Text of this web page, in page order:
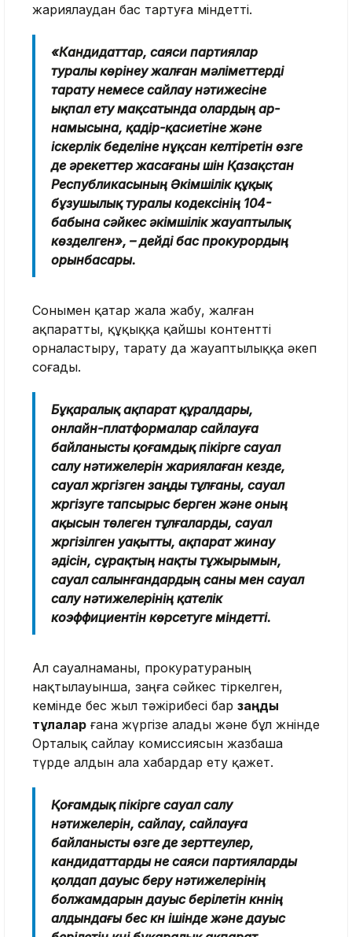
жариялаудан бас тартуға міндетті.
«Кандидаттар, саяси партиялар
туралы көрінеу жалған мәліметтерді
тарату немесе сайлау нәтижесіне
ықпал ету мақсатында олардың ар-
намысына, қадір-қасиетіне және
іскерлік беделіне нұқсан келтіретін өзге
де әрекеттер жасағаны үшін Қазақстан
Республикасының Әкімшілік құқық
бұзушылық туралы кодексінің 104-
бабына сәйкес әкімшілік жауаптылық
көзделген», – дейді бас прокурордың
орынбасары.
Сонымен қатар жала жабу, жалған
ақпаратты, құқыққа қайшы контентті
орналастыру, тарату да жауаптылыққа әкеп
соғады.
Бұқаралық ақпарат құралдары,
онлайн-платформалар сайлауға
байланысты қоғамдық пікірге сауал
салу нәтижелерін жариялаған кезде,
сауал жүргiзген заңды тұлғаны, сауал
жүргізуге тапсырыс берген және оның
ақысын төлеген тұлғаларды, сауал
жүргiзілген уақытты, ақпарат жинау
әдiсiн, сұрақтың нақты тұжырымын,
сауал салынғандардың саны мен сауал
салу нәтижелерінің қателiк
коэффициентiн көрсетуге мiндеттi.
Ал сауалнаманы, прокуратураның
нақтылауынша, заңға сәйкес тіркелген,
кемінде бес жыл тәжірибесі бар заңды
тұлғалар ғана жүргізе алады және бұл жөнінде
Орталық сайлау комиссиясын жазбаша
түрде алдын ала хабардар ету қажет.
Қоғамдық пікірге сауал салу
нәтижелерiн, сайлау, сайлауға
байланысты өзге де зерттеулер,
кандидаттарды не саяси партияларды
қолдап дауыс беру нәтижелерiнiң
болжамдарын дауыс берiлетін күннің
алдындағы бес күн ішінде және дауыс